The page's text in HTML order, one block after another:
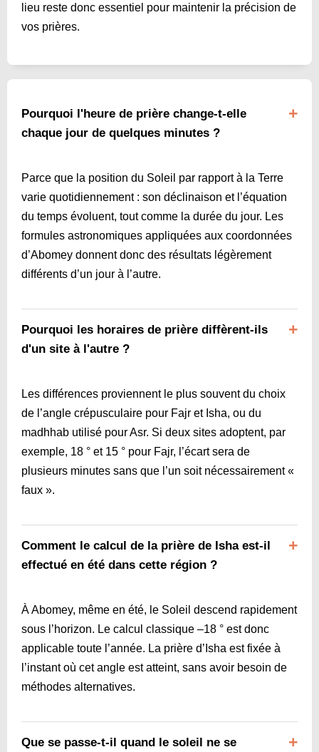
lieu reste donc essentiel pour maintenir la précision de
vos prières.
Pourquoi l'heure de prière change-t-elle
chaque jour de quelques minutes ?
Parce que la position du Soleil par rapport à la Terre
varie quotidiennement : son déclinaison et l’équation
du temps évoluent, tout comme la durée du jour. Les
formules astronomiques appliquées aux coordonnées
d’Abomey donnent donc des résultats légèrement
différents d’un jour à l’autre.
Pourquoi les horaires de prière diffèrent-ils
d'un site à l'autre ?
Les différences proviennent le plus souvent du choix
de l’angle crépusculaire pour Fajr et Isha, ou du
madhhab utilisé pour Asr. Si deux sites adoptent, par
exemple, 18 ° et 15 ° pour Fajr, l’écart sera de
plusieurs minutes sans que l’un soit nécessairement «
faux ».
Comment le calcul de la prière de Isha est-il
effectué en été dans cette région ?
À Abomey, même en été, le Soleil descend rapidement
sous l’horizon. Le calcul classique –18 ° est donc
applicable toute l’année. La prière d’Isha est fixée à
l’instant où cet angle est atteint, sans avoir besoin de
méthodes alternatives.
Que se passe-t-il quand le soleil ne se